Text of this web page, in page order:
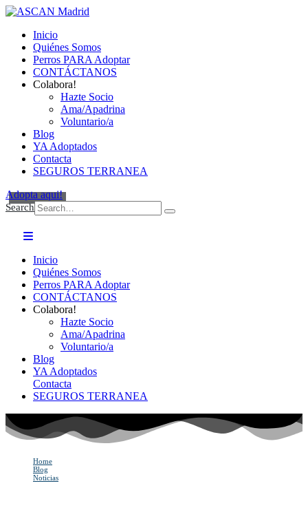
Inicio
Quiénes Somos
Perros PARA Adoptar
CONTÁCTANOS
Colabora!
Hazte Socio
Ama/Apadrina
Voluntario/a
Blog
YA Adoptados
Contacta
SEGUROS TERRANEA
Adopta aqui!
Search
Inicio
Quiénes Somos
Perros PARA Adoptar
CONTÁCTANOS
Colabora!
Hazte Socio
Ama/Apadrina
Voluntario/a
Blog
YA Adoptados
Contacta
SEGUROS TERRANEA
Home
Blog
Noticias